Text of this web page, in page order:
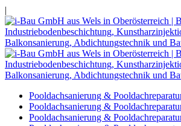
|
Pooldachsanierung &
Pooldachsanierung &
Pooldachsanierung &